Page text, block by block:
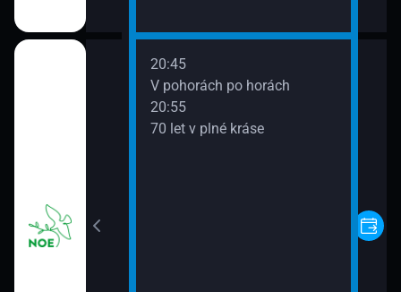
20:45
V pohorách po horách
20:55
70 let v plné kráse